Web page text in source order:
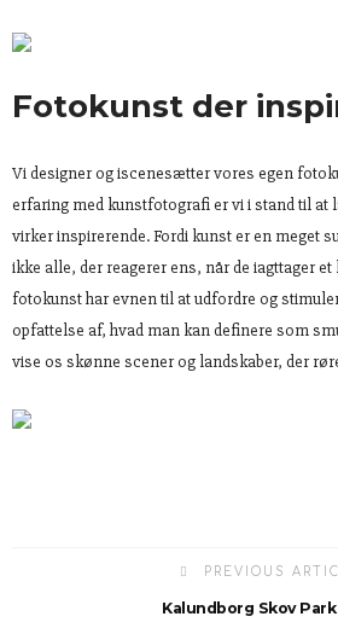
Fotokunst der
Vi designer og iscenesætter vores egen
erfaring med kunstfotografi er vi i stand til at
virker inspirerende. Fordi kunst er en meget
ikke alle, der reagerer ens, når de iagttager
fotokunst har evnen til at udfordre og
opfattelse af, hvad man kan definere som
vise os skønne scener og landskaber, der
PREVIOUS
Kalundborg Skov Park